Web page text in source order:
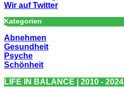
Wir auf Twitter
Kategorien
Abnehmen
Gesundheit
Psyche
Schönheit
LIFE IN BALANCE | 2010 - 2024